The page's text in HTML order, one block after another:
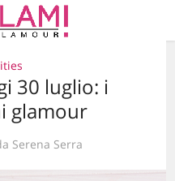
30 luglio: i
glamour
Serena Serra